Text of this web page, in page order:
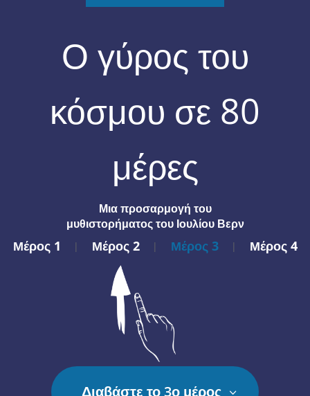
Ο γύρος του
κόσμου σε 80
μέρες
Μια προσαρμογή του
μυθιστορήματος του Ιουλίου Βερν
Μέρος 1 | Μέρος 2 | Μέρος 3 | Μέρος 4
Διαβάστε το 3ο μέρος